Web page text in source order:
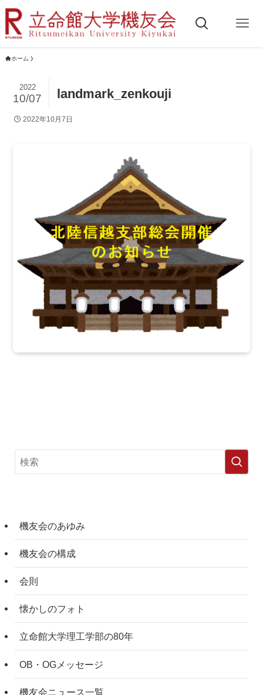
ホーム
landmark_zenkouji
2022
10/07
2022年10月7日
機友会のあゆみ
機友会の構成
会則
懐かしのフォト
立命館大学理工学部の80年
OB・OGメッセージ
機友会ニュース一覧